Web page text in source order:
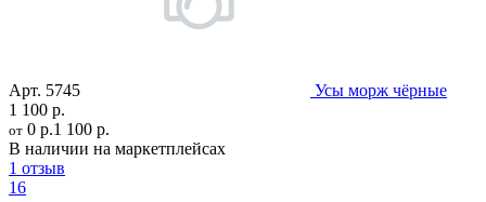
Арт. 5745
Усы морж чёрные
1 100 р.
от 0 р.1 100 р.
В наличии на маркетплейсах
1 отзыв
16